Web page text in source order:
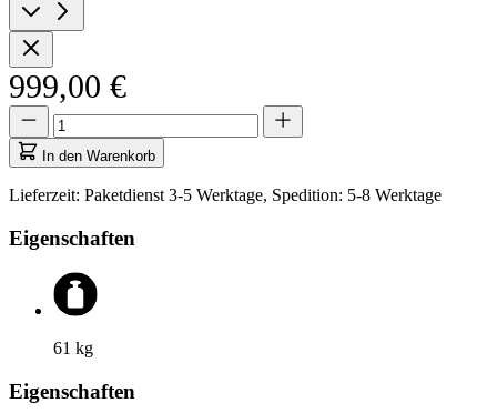
999,00 €
Menge
aktualisiert
auf
1
Menge
In den Warenkorb
Lieferzeit: Paketdienst 3-5 Werktage, Spedition: 5-8 Werktage
Eigenschaften
61 kg
Eigenschaften